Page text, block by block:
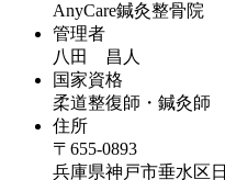
AnyCare鍼灸整骨院
管理者
八田 昌人
国家資格
柔道整復師・鍼灸師
住所
〒655-0893
兵庫県神戸市垂水区